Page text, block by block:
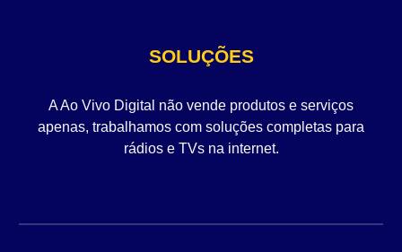
SOLUÇÕES
A Ao Vivo Digital não vende produtos e serviços
apenas, trabalhamos com soluções completas para
rádios e TVs na internet.